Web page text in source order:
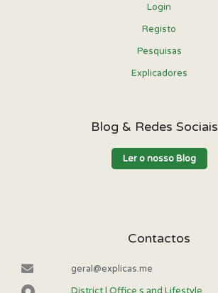
Login
Registo
Pesquisas
Explicadores
Blog & Redes Sociais
Ler o nosso Blog
Contactos
geral@explicas.me